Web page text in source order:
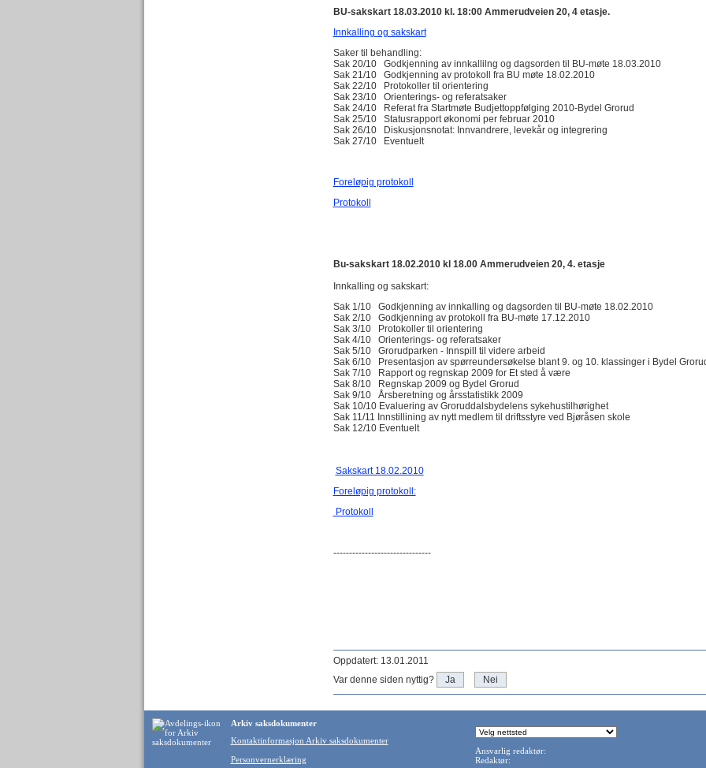
BU-sakskart 18.03.2010 kl. 18:00 Ammerudveien 20, 4 etasje.
Innkalling og sakskart
Saker til behandling:
Sak 20/10 Godkjenning av innkallilng og dagsorden til BU-møte 18.03.2010
Sak 21/10 Godkjenning av protokoll fra BU møte 18.02.2010
Sak 22/10 Protokoller til orientering
Sak 23/10 Orienterings- og referatsaker
Sak 24/10 Referat fra Startmøte Budjettoppfølging 2010-Bydel Grorud
Sak 25/10 Statusrapport økonomi per februar 2010
Sak 26/10 Diskusjonsnotat: Innvandrere, levekår og integrering
Sak 27/10 Eventuelt
Foreløpig protokoll
Protokoll
Bu-sakskart 18.02.2010 kl 18.00 Ammerudveien 20, 4. etasje
Innkalling og sakskart:
Sak 1/10 Godkjenning av innkalling og dagsorden til BU-møte 18.02.2010
Sak 2/10 Godkjenning av protokoll fra BU-møte 17.12.2010
Sak 3/10 Protokoller til orientering
Sak 4/10 Orienterings- og referatsaker
Sak 5/10 Grorudparken - Innspill til videre arbeid
Sak 6/10 Presentasjon av spørreundersøkelse blant 9. og 10. klassinger i Bydel
Sak 7/10 Rapport og regnskap 2009 for Et sted å være
Sak 8/10 Regnskap 2009 og Bydel Grorud
Sak 9/10 Årsberetning og årsstatistikk 2009
Sak 10/10 Evaluering av Groruddalsbydelens sykehustilhørighet
Sak 11/11 Innstillining av nytt medlem til driftsstyre ved Bjøråsen skole
Sak 12/10 Eventuelt
Sakskart 18.02.2010
Foreløpig protokoll:
Protokoll
-------------------------------
Oppdatert: 13.01.2011
Var denne siden nyttig? Ja Nei
Arkiv saksdokumenter
Kontaktinformasjon Arkiv saksdokumenter
Personvernerklæring
Ansvarlig redaktør:
Redaktør: